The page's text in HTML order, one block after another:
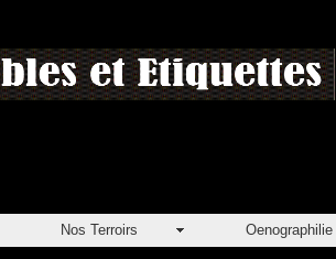
Nos Terroirs Oenographilie